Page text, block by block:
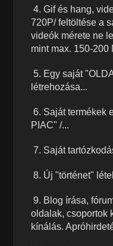
4. Gif és hang,
720P/ feltöltése a
videók mérete ne
mint max. 150-200
5. Egy saját
létrehozása...
6. Saját termékek
PIAC" /...
7. Saját
8. Új "történet"
9. Blog írása,
oldalak, csoportok
kínálás.